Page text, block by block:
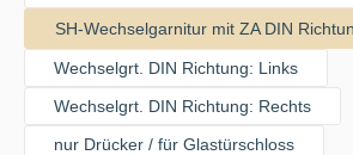
SH-Wechselgarnitur mit ZA DIN
Wechselgrt. DIN Richtung: Links
Wechselgrt. DIN Richtung: Rechts
nur Drücker / für Glastürschloss